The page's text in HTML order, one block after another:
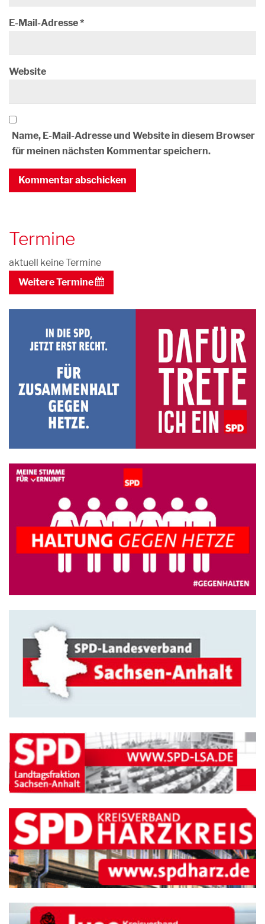
E-Mail-Adresse*
Website
Name, E-Mail-Adresse und Website in diesem Browser
für meinen nächsten Kommentar speichern.
Termine
aktuell keine Termine
Weitere Termine